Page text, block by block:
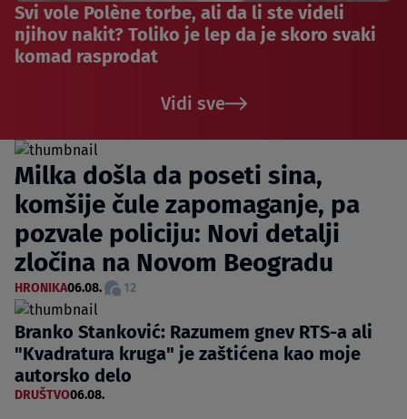
Svi vole Polène torbe, ali da li ste videli
njihov nakit? Toliko je lep da je skoro svaki
komad rasprodat
Vidi sve
Milka došla da poseti sina,
komšije čule zapomaganje, pa
pozvale policiju: Novi detalji
zločina na Novom Beogradu
HRONIKA06.08. 12
Branko Stanković: Razumem gnev RTS-a ali
"Kvadratura kruga" je zaštićena kao moje
autorsko delo
DRUŠTVO06.08.